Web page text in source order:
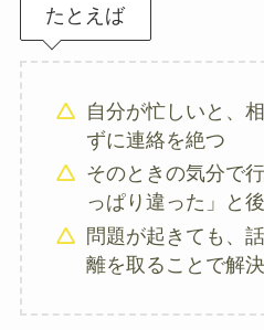
たとえば
自分が忙しいと、
ずに連絡を絶つ
そのときの気分で
っぱり違った」と
問題が起きても、
離を取ることで解